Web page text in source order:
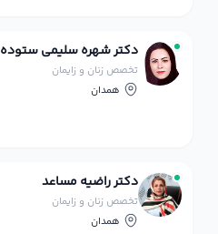
دکتر شهره سلیمی ستوده
تخصص زنان و زایمان
همدان
دکتر راضیه مساعد
تخصص زنان و زایمان
همدان